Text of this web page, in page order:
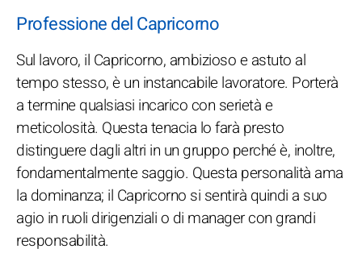
Professione del Capricorno
Sul lavoro, il Capricorno, ambizioso e astuto al
tempo stesso, è un instancabile lavoratore. Porterà
a termine qualsiasi incarico con serietà e
meticolosità. Questa tenacia lo farà presto
distinguere dagli altri in un gruppo perché è, inoltre,
fondamentalmente saggio. Questa personalità ama
la dominanza; il Capricorno si sentirà quindi a suo
agio in ruoli dirigenziali o di manager con grandi
responsabilità.